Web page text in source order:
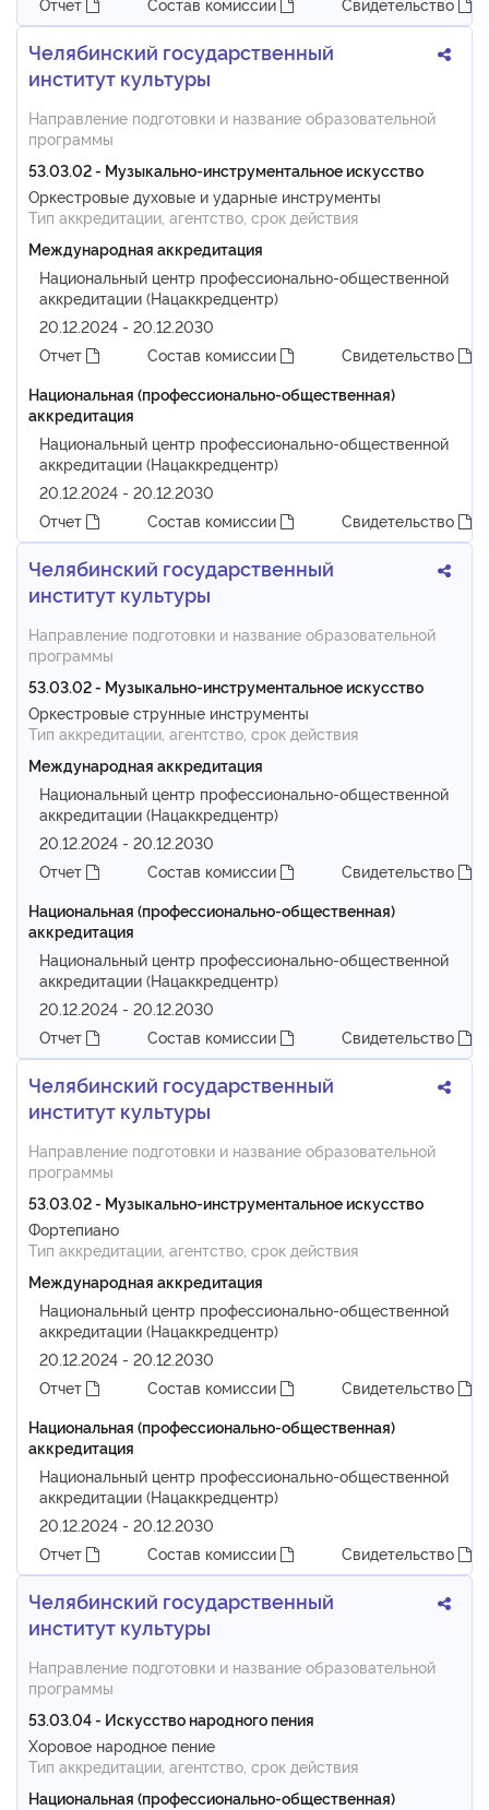
Челябинский государственный
институт культуры
Направление подготовки и название образовательной
программы
53.03.02 - Музыкально-инструментальное искусство
Оркестровые духовые и ударные инструменты
Тип аккредитации, агентство, срок действия
Международная аккредитация
Национальный центр профессионально-общественной
аккредитации (Нацаккредцентр)
20.12.2024 - 20.12.2030
Отчет
Состав комиссии
Свидетельство
Национальная (профессионально-общественная)
аккредитация
Национальный центр профессионально-общественной
аккредитации (Нацаккредцентр)
20.12.2024 - 20.12.2030
Отчет
Состав комиссии Свидетельство
Челябинский государственный
институт культуры
Направление подготовки и название образовательной
программы
53.03.02 - Музыкально-инструментальное искусство
Оркестровые струнные инструменты
Тип аккредитации, агентство, срок действия
Международная аккредитация
Национальный центр профессионально-общественной
аккредитации (Нацаккредцентр)
20.12.2024 - 20.12.2030
Отчет
Состав комиссии
Свидетельство
Национальная (профессионально-общественная)
аккредитация
Национальный центр профессионально-общественной
аккредитации (Нацаккредцентр)
20.12.2024 - 20.12.2030
Отчет
Состав комиссии Свидетельство
Челябинский государственный
институт культуры
Направление подготовки и название образовательной
программы
53.03.02 - Музыкально-инструментальное искусство
Фортепиано
Тип аккредитации, агентство, срок действия
Международная аккредитация
Национальный центр профессионально-общественной
аккредитации (Нацаккредцентр)
20.12.2024 - 20.12.2030
Отчет
Состав комиссии
Свидетельство
Национальная (профессионально-общественная)
аккредитация
Национальный центр профессионально-общественной
аккредитации (Нацаккредцентр)
20.12.2024 - 20.12.2030
Отчет
Состав комиссии Свидетельство
Челябинский государственный
институт культуры
Направление подготовки и название образовательной
программы
53.03.04 - Искусство народного пения
Хоровое народное пение
Тип аккредитации, агентство, срок действия
Национальная (профессионально-общественная)